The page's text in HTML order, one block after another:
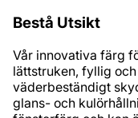
Bestå Utsikt​
Vår innovativa färg
lättstruken, fyllig
väderbeständigt
glans- och